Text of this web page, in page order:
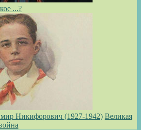
...?
Никифорович (1927-1942) Великая